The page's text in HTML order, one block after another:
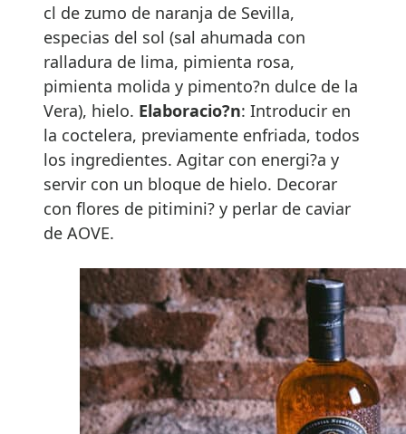
cl de zumo de naranja de Sevilla,
especias del sol (sal ahumada con
ralladura de lima, pimienta rosa,
pimienta molida y pimento?n dulce de la
Vera), hielo. Elaboracio?n: Introducir en
la coctelera, previamente enfriada, todos
los ingredientes. Agitar con energi?a y
servir con un bloque de hielo. Decorar
con flores de pitimini? y perlar de caviar
de AOVE.